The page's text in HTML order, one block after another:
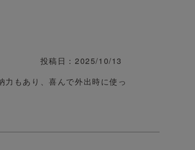
投稿日
2025/10/13
もあり、喜んで外出時に使っ